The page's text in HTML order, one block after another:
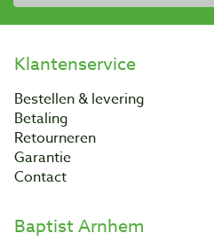
Klantenservice
Bestellen & levering
Betaling
Retourneren
Garantie
Contact
Baptist Arnhem